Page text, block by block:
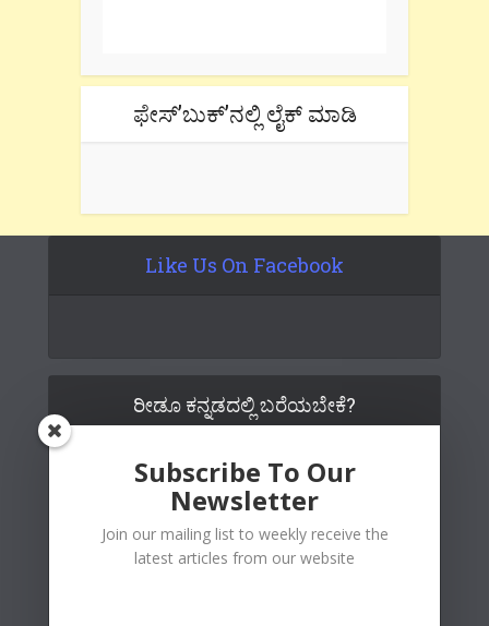
ಫೇಸ್’ಬುಕ್’ನಲ್ಲಿ ಲೈಕ್ ಮಾಡಿ
Like Us On Facebook
ರೀಡೂ ಕನ್ನಡದಲ್ಲಿ ಬರೆಯಬೇಕೆ?
Subscribe To Our
Newsletter
Join our mailing list to weekly receive the
latest articles from our website